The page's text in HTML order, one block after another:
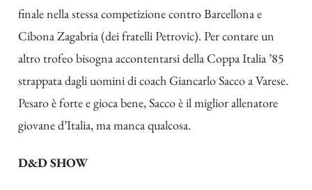
finale nella stessa competizione contro Barcellona e
Cibona Zagabria (dei fratelli Petrovic). Per contare un
altro trofeo bisogna accontentarsi della Coppa Italia ’85
strappata dagli uomini di coach Giancarlo Sacco a Varese.
Pesaro è forte e gioca bene, Sacco è il miglior allenatore
giovane d’Italia, ma manca qualcosa.
D&D SHOW